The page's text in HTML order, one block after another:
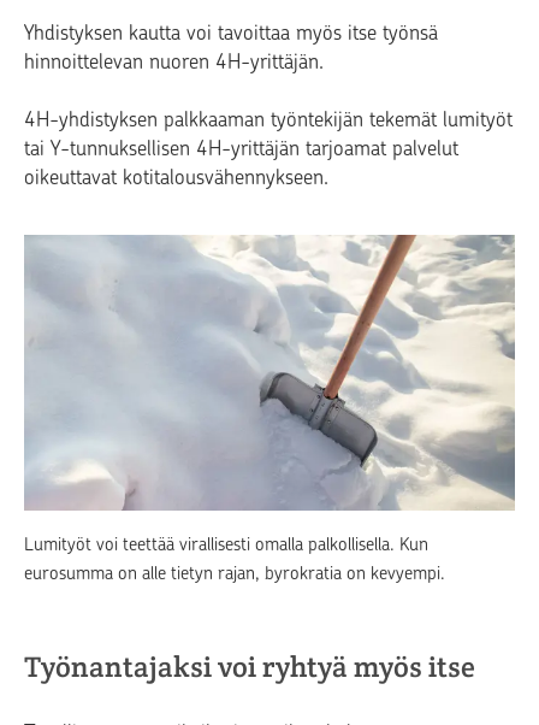
Yhdistyksen kautta voi tavoittaa myös itse työnsä
hinnoittelevan nuoren 4H-yrittäjän.
4H-yhdistyksen palkkaaman työntekijän tekemät lumityöt
tai Y-tunnuksellisen 4H-yrittäjän tarjoamat palvelut
oikeuttavat kotitalousvähennykseen.
Lumityöt voi teettää virallisesti omalla palkollisella. Kun
eurosumma on alle tietyn rajan, byrokratia on kevyempi.
Työnantajaksi voi ryhtyä myös itse